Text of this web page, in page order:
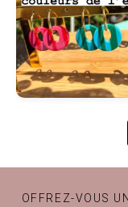
OFFREZ-VOUS